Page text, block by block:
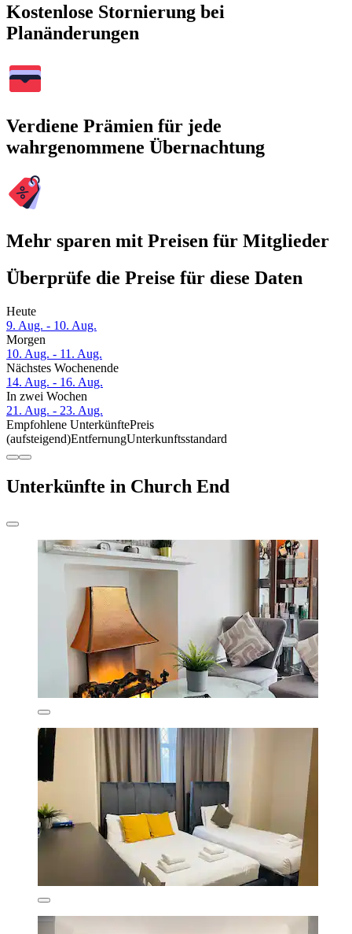
Kostenlose Stornierung bei
Planänderungen
Verdiene Prämien für jede
wahrgenommene Übernachtung
Mehr sparen mit Preisen für Mitglieder
Überprüfe die Preise für diese Daten
Heute
9. Aug. - 10. Aug.
Morgen
10. Aug. - 11. Aug.
Nächstes Wochenende
14. Aug. - 16. Aug.
In zwei Wochen
21. Aug. - 23. Aug.
Empfohlene UnterkünftePreis
(aufsteigend)EntfernungUnterkunftsstandard
Unterkünfte in Church End